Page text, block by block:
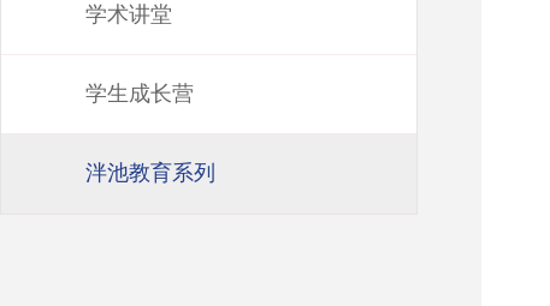
学术讲堂
学生成长营
泮池教育系列